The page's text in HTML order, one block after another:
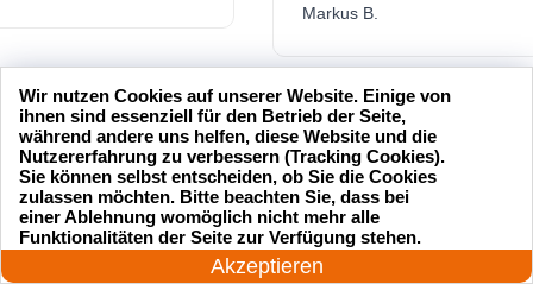
Markus B.
hat
Sehr guter Service! Der
Schlüsseldienst war freundlich
und hat mir schnell geholfen,
als ich meine Schlüssel
verloren hatte.
24 Stunden am Tag
Akzeptieren
Wir nutzen Cookies auf unserer Website. Einige von
ihnen sind essenziell für den Betrieb der Seite,
während andere uns helfen, diese Website und die
Nutzererfahrung zu verbessern (Tracking Cookies).
Sie können selbst entscheiden, ob Sie die Cookies
zulassen möchten. Bitte beachten Sie, dass bei
einer Ablehnung womöglich nicht mehr alle
Funktionalitäten der Seite zur Verfügung stehen.